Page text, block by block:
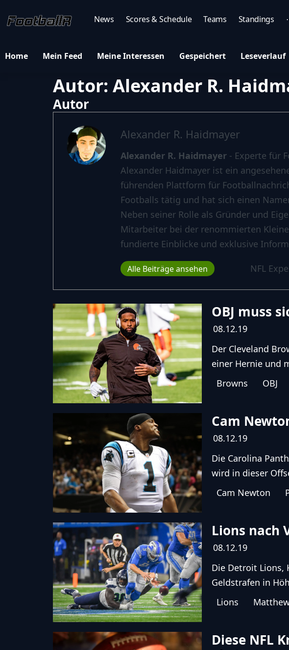
News Scores & Schedule Teams Standings
Home Mein Feed Meine Interessen Gespeichert Leseverlauf
Autor: Alexander R.
Autor
Alexander R. Haidmayer
Alexander R. Haidmayer- Experte für
Alexander Haidmayer ist ein
führenden Plattform für
Footballs tätig und hat sich einen
Neben seiner Rolle als Gründer und
Mitarbeiter bei der renommierten
fundierte Einblicke und exklusive
Alle Beiträge ansehen NFL
OBJ muss
08.12.19
Der Cleveland
einer Hernie und
Browns
OBJ
Cam
08.12.19
Die Carolina
wird in dieser
Cam Newton
Lions nach
08.12.19
Die Detroit Lions,
Geldstrafen in
Lions
Diese NFL